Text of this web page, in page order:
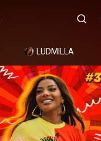
LUDMILLA